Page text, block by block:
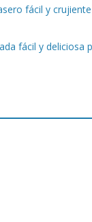
fácil y
fácil y deliciosa